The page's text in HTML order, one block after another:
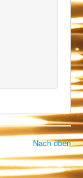
Nach oben